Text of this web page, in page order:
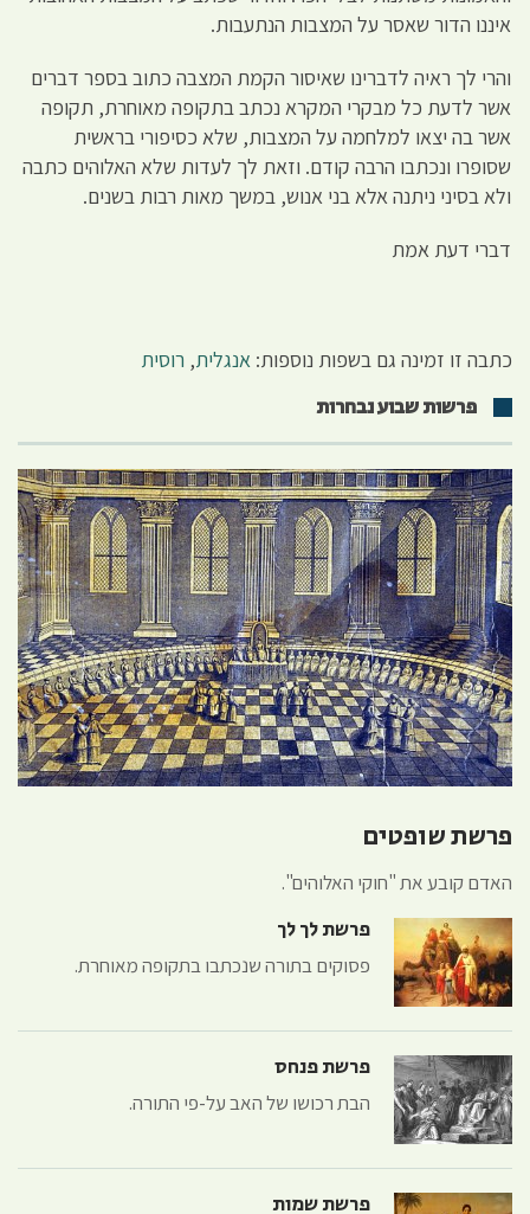
איננו הדור שאסר על המצבות הנתעבות.
והרי לך ראיה לדברינו שאיסור הקמת המצבה כתוב בספר דברים
אשר לדעת כל מבקרי המקרא נכתב בתקופה מאוחרת, תקופה
אשר בה יצאו למלחמה על המצבות, שלא כסיפורי בראשית
שסופרו ונכתבו הרבה קודם. וזאת לך לעדות שלא האלוהים כתבה
ולא בסיני ניתנה אלא בני אנוש, במשך מאות רבות בשנים.
דברי דעת אמת
כתבה זו זמינה גם בשפות נוספות: אנגלית, רוסית
פרשות שבוע נבחרות
פרשת שופטים
האדם קובע את "חוקי האלוהים".
פרשת לך לך
פסוקים בתורה שנכתבו בתקופה מאוחרת.
פרשת פנחס
הבת רכושו של האב על-פי התורה.
פרשת שמות